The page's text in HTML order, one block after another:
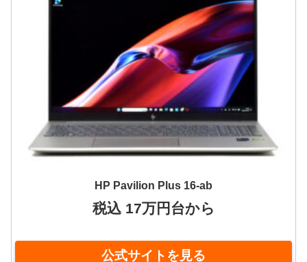
HP Pavilion Plus 16-ab
税込 17万円台から
公式サイトを見る